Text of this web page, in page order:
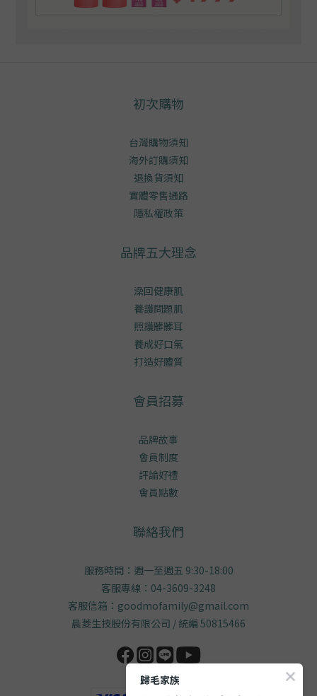
初次購物
台灣購物須知
海外訂購須知
退換貨須知
實體零售通路
隱私權政策
品牌五大理念
澡回健康肌
養護問題肌
照護髒髒耳
養成好口氣
打造好體質
會員招募
品牌故事
會員制度
評論好禮
會員點數
聯絡我們
服務時間：週一至週五 9:30-18:00
客服專線：04-3609-3248
客服信箱：goodmofamily@gmail.com
晨菱生技股份有限公司 / 統編 50815466
歸毛家族